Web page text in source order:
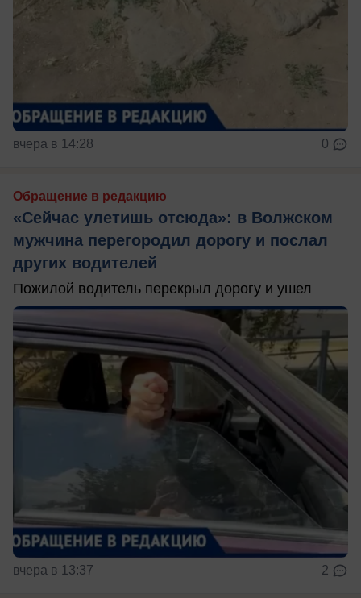
вчера в 14:28 0
Обращение в редакцию
«Сейчас улетишь отсюда»: в Волжском
мужчина перегородил дорогу и послал
других водителей
Пожилой водитель перекрыл дорогу и ушел
вчера в 13:37 2